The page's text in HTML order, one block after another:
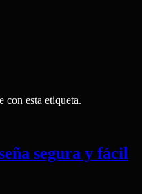
con esta etiqueta.
segura y fácil